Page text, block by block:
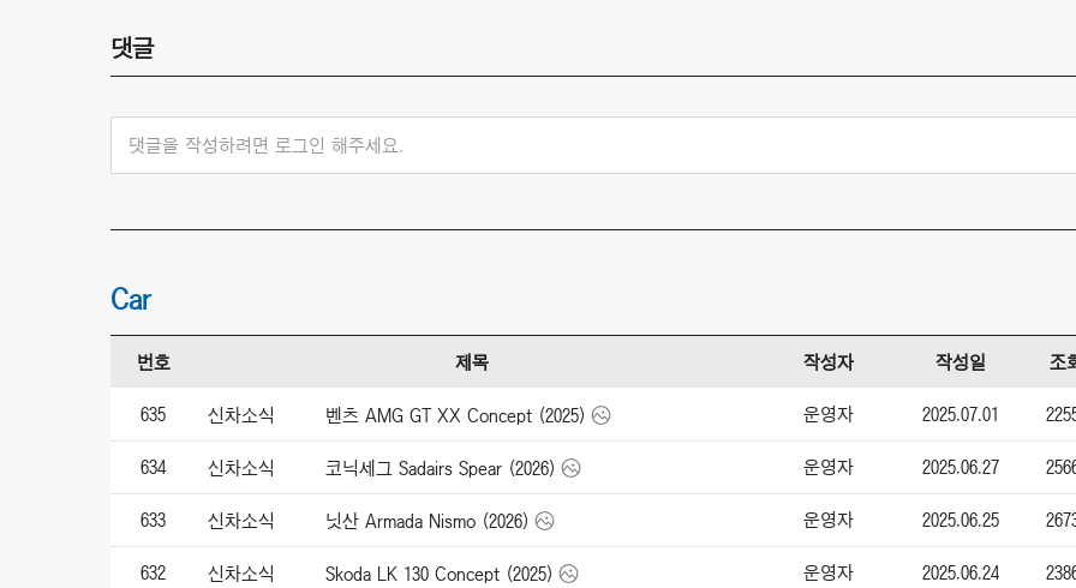
댓글
댓글을 작성하려면 로그인 해주세요.
Car
번호 제목 작성자 작성일 조
635 신차소식 벤츠 AMG GT XX Concept (2025) 운영자 2025.07.01
634 신차소식 코닉세그 Sadairs Spear (2026) 운영자 2025.06.27
633 신차소식 닛산 Armada Nismo (2026) 운영자 2025.06.25
632 신차소식 Skoda LK 130 Concept (2025) 운영자 2025.06.24